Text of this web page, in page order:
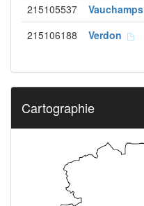
215105537 Vauchamps
215106188 Verdon
Cartographie